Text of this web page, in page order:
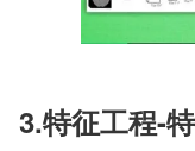
3.特征工程-